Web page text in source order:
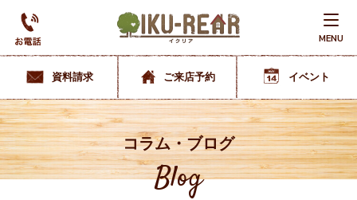
MENU
資料請求 ご来店予約 イベント
コラム・ブログ
Blog